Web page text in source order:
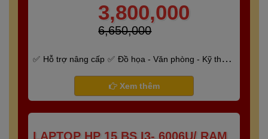
3,800,000
6,650,000
Hỗ trợ nâng cấp
Đồ họa - Văn phòng - Kỹ thuật
Bảo hành 6 tháng
Xem thêm
LAPTOP HP 15 BS I3- 6006U/ RAM